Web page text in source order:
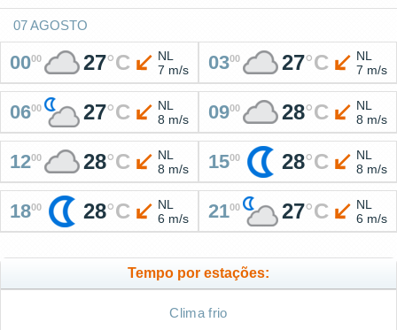
07 AGOSTO
0000 27°C
NL
7 m/s
0300 27°C
NL
7 m/s
0600 27°C
NL
8 m/s
0900 28°C
NL
8 m/s
1200 28°C
NL
8 m/s
1500 28°C
NL
8 m/s
1800 28°C
NL
6 m/s
2100 27°C
NL
6 m/s
Tempo por estações:
Clima frio